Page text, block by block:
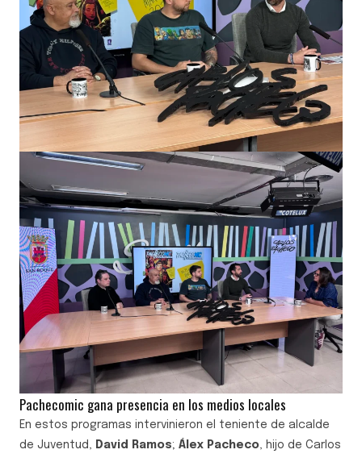
Pachecomic gana presencia en los medios locales
En estos programas intervinieron el teniente de alcalde
de Juventud,
David Ramos; Álex Pacheco , hijo de Carlos